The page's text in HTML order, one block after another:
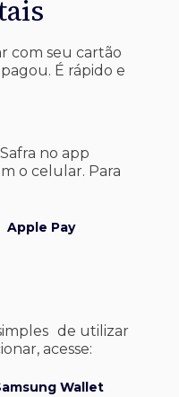
com seu cartão
É rápido e
no app
o celular. Para
Apple Pay
de utilizar
acesse:
Wallet